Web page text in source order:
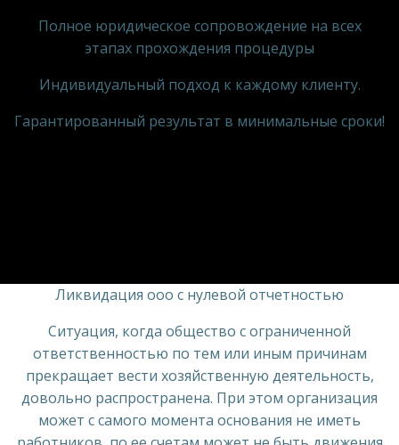
Полное юридическое сопровождение на всех
этапах прохождения процедуры
Индивидуальный подход к каждому клиенту.
Гарантированный результат в минимальные сроки!
Ликвидация ооо с нулевой отчетностью
Ситуация, когда общество с ограниченной
ответственностью по тем или иным причинам
прекращает вести хозяйственную деятельность,
довольно распространена. При этом организация
может с самого момента основания не иметь